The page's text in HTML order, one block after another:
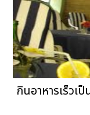
กินอาหารเร็วเ